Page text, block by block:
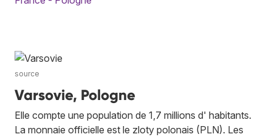
source
Varsovie, Pologne
Elle compte une population de 1,7 millions d' habitants.
La monnaie officielle est le zloty polonais (PLN). Les